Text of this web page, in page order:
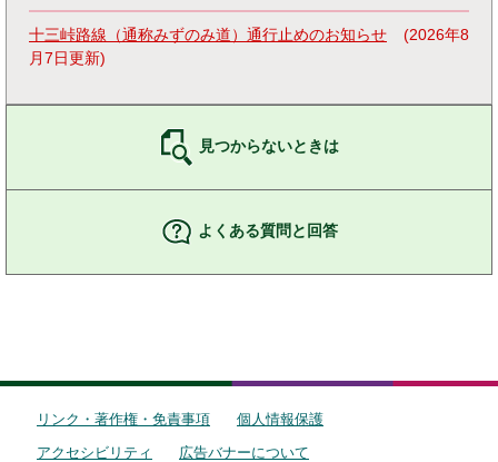
十三峠路線（通称みずのみ道）通行止めのお知らせ
2026年8
月7日更新
見つからないときは
よくある質問と回答
リンク・著作権・免責事項
個人情報保護
アクセシビリティ
広告バナーについて